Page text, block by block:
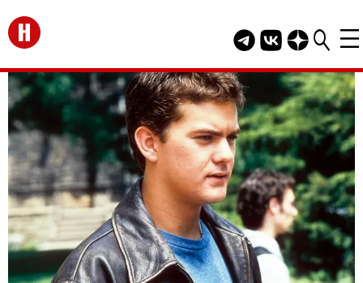
Перейти на главную
Telegram канал
Группа HELLO
Канал